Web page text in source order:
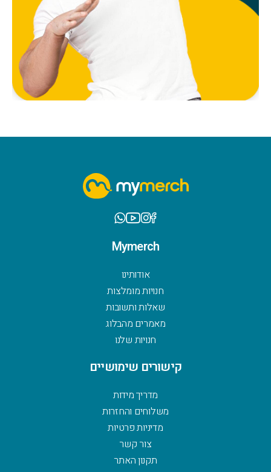
Mymerch
אודותינו
חנויות מומלצות
שאלות ותשובות
מאמרים מהבלוג
חנויות שלנו
קישורים שימושיים
מדריך מידות
משלוחים והחזרות
מדיניות פרטיות
צור קשר
תקנון האתר